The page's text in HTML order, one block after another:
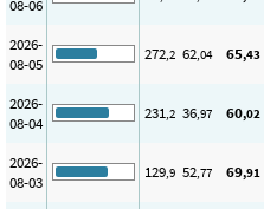
08-06
2026-
08-05
272,2 62,04 65,43
2026-
08-04
231,2 36,97 60,02
2026-
08-03
129,9 52,77 69,91